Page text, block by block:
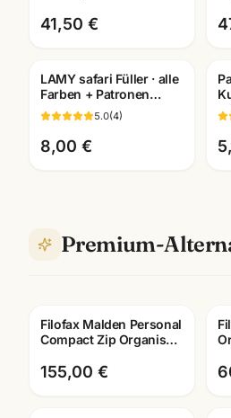
Organizer · waehlbare
Groesse
41,50 €
Gravur
LAMY safari Füller · alle
Farben + Patronen
wählbar · Schulfüller
Mannheim
5.0(4)
8,00 €
·
Premium-
Filofax Malden Personal
Compact Zip Organiser
wählbar
155,00 €